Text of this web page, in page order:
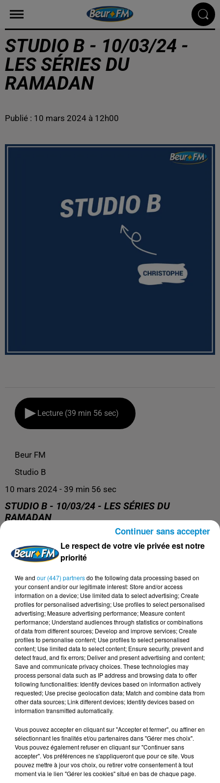
STUDIO B - 10/03/24 -
LES SÉRIES DU
RAMADAN
Publié : 10 mars 2024 à 12h00
Lecture (39 min 56 sec)
Beur FM
Studio B
10 mars 2024 - 39 min 56 sec
STUDIO B - 10/03/24 - LES SÉRIES DU
RAMADAN
Retrouvez nos podcasts ici.
DERNIERS PODCASTS
24 juillet 2026
Les Zinformés - 24/07/26
23 juillet 2026
Les Zinformés - 23/07/26
Le respect de votre vie privée est notre
priorité
We and our (447) partnersdo the following data processing based on
your consent and/or our legitimate interest: Store and/or access
information on a device; Use limited data to select advertising; Create
profiles for personalised advertising; Use profiles to select personalised
advertising; Measure advertising performance; Measure content
performance; Understand audiences through statistics or combinations
of data from different sources; Develop and improve services; Create
profiles to personalise content; Use profiles to select personalised
content; Use limited data to select content; Ensure security, prevent and
detect fraud, and fix errors; Deliver and present advertising and content;
Save and communicate privacy choices. These technologies may
process personal data such as IP address and browsing data to offer
following functionalities: Identify devices based on information actively
requested; Use precise geolocation data; Match and combine data from
other data sources; Link different devices; Identify devices based on
information transmitted automatically.
Vous pouvez accepter en cliquant sur "Accepter et fermer", ou affiner en
sélectionnant les finalités et/ou partenaires dans "Gérer mes choix".
Vous pouvez également refuser en cliquant sur "Continuer sans
accepter". Vos préférences ne s'appliqueront que pour ce site. Vous
pouvez mettre à jour vos choix, ou retirer votre consentement à tout
moment via le lien "Gérer les cookies" situé en bas de chaque page.
Continuer sans accepter